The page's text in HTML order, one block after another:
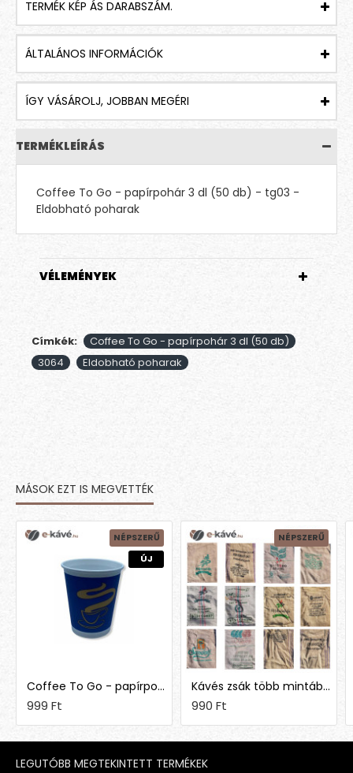
TERMÉK KÉP ÁS DARABSZÁM.
ÁLTALÁNOS INFORMÁCIÓK
ÍGY VÁSÁROLJ, JOBBAN MEGÉRI
TERMÉKLEÍRÁS
Coffee To Go - papírpohár 3 dl (50 db) - tg03 -
Eldobható poharak
VÉLEMÉNYEK
Címkék:
Coffee To Go - papírpohár 3 dl (50 db)
3064
Eldobható poharak
MÁSOK EZT IS MEGVETTÉK
NÉPSZERŰ
ÚJ
Coffee To Go - papírpohár 1,5 dl (50 db)
999 Ft
NÉPSZERŰ
Kávés zsák több mintában
990 Ft
LEGUTÓBB MEGTEKINTETT TERMÉKEK